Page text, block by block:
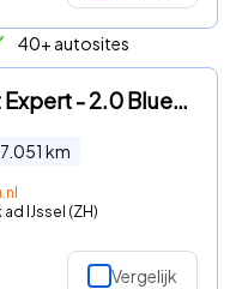
40+ autosites
Peugeot Expert - 2.0 BlueHDI L3 123 Pk Long Pro Airco Cruise control
km
IJssel (ZH)
Vergelijk